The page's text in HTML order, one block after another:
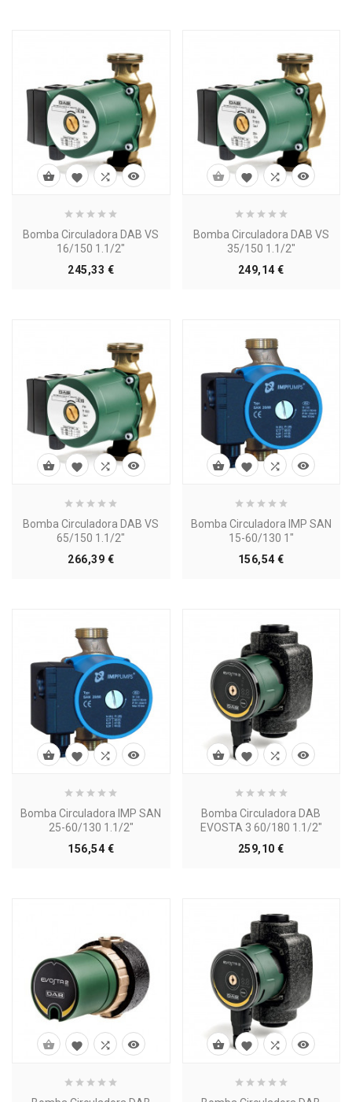
Bomba Circuladora DAB VS
16/150 1.1/2"
245,33 €Precio
   
Bomba Circuladora DAB VS
35/150 1.1/2"
249,14 €Precio
   
Bomba Circuladora DAB VS
65/150 1.1/2"
266,39 €Precio
   
Bomba Circuladora IMP SAN
15-60/130 1"
156,54 €Precio
   
Bomba Circuladora IMP SAN
25-60/130 1.1/2"
156,54 €Precio
   
Bomba Circuladora DAB
EVOSTA 3 60/180 1.1/2"
259,10 €Precio
   
       